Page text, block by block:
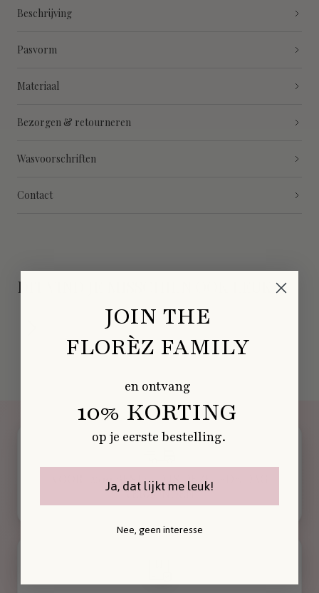
Beschrijving
Pasvorm
Materiaal
Bezorgen & retourneren
Wasvoorschriften
Contact
DIT VIND JE MISSCHIEN OOK LEUK
VOOR 12:00 BESTELD IS DEZELFDE DAG
VERZONDEN
JOIN THE
FLORÈZ FAMILY
en ontvang
10% KORTING
op je eerste bestelling.
Ja, dat lijkt me leuk!
Nee, geen interesse